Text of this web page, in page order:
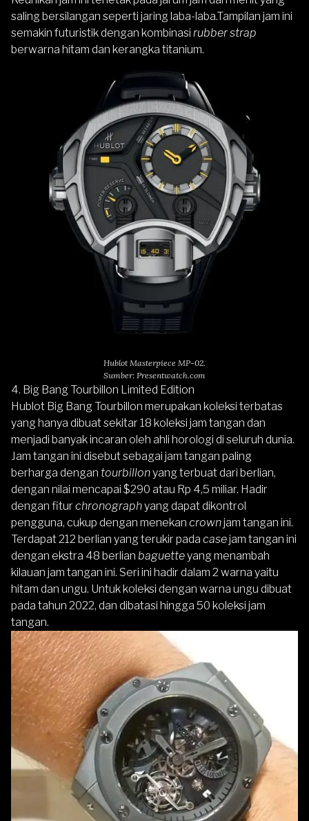
saling bersilangan seperti jaring laba-laba.Tampilan jam ini
semakin futuristik dengan kombinasi rubber strap
berwarna hitam dan kerangka titanium.
Hublot Masterpiece MP-02.
Sumber: Presentwatch.com
4. Big Bang Tourbillon Limited Edition
Hublot Big Bang Tourbillon merupakan koleksi terbatas
yang hanya dibuat sekitar 18 koleksi jam tangan dan
menjadi banyak incaran oleh ahli horologi di seluruh dunia.
Jam tangan ini disebut sebagai jam tangan paling
berharga dengan tourbillonyang terbuat dari berlian,
dengan nilai mencapai $290 atau Rp 4,5 miliar. Hadir
dengan fitur chronographyang dapat dikontrol
pengguna, cukup dengan menekan crownjam tangan ini.
Terdapat 212 berlian yang terukir pada casejam tangan ini
dengan ekstra 48 berlian baguetteyang menambah
kilauan jam tangan ini. Seri ini hadir dalam 2 warna yaitu
hitam dan ungu. Untuk koleksi dengan warna ungu dibuat
pada tahun 2022, dan dibatasi hingga 50 koleksi jam
tangan.